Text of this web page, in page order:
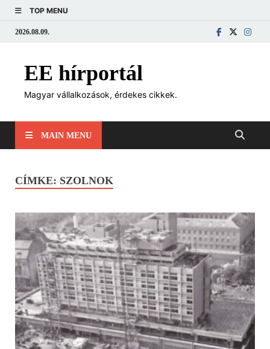
TOP MENU
2026.08.09.
EE hírportál
Magyar vállalkozások, érdekes cikkek.
MAIN MENU
CÍMKE: SZOLNOK